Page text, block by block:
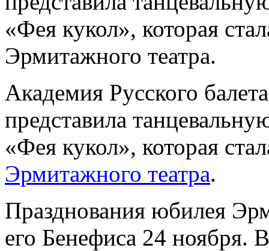
«Фея кукол», которая
Эрмитажного театра.
Академия Русского
представила
«Фея кукол», которая
Эрмитажного театра.
Празднования юбилея
его Бенефиса 24 ноября.